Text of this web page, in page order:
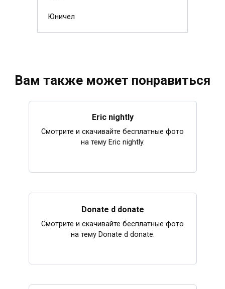
Юничел
Вам также может понравиться
Eric nightly
Смотрите и скачивайте бесплатные фото
на тему Eric nightly.
Donate d donate
Смотрите и скачивайте бесплатные фото
на тему Donate d donate.